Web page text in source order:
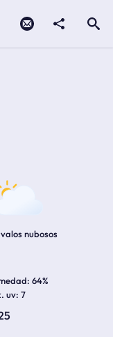
nubosos
64%
uv 7